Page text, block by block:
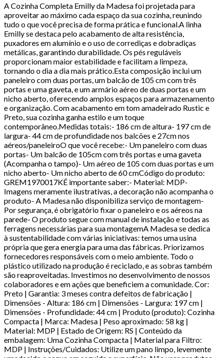
A Cozinha Completa Emilly da Madesa foi projetada para
aproveitar ao máximo cada espaço da sua cozinha, reunindo
tudo o que você precisa de forma prática e funcional.A linha
Emilly se destaca pelo acabamento de alta resistência,
puxadores em alumínio e o uso de corrediças e dobradiças
metálicas, garantindo durabilidade. Os pés reguláveis
proporcionam maior estabilidade e facilitam a limpeza,
tornando o dia a dia mais prático.Esta composição inclui um
paneleiro com duas portas, um balcão de 105 cm com três
portas e uma gaveta, e um armário aéreo de duas portas e um
nicho aberto, oferecendo amplos espaços para armazenamento
e organização. Com acabamento em tom amadeirado Rustic e
Preto, sua cozinha ganha estilo e um toque
contemporâneo.Medidas totais:- 186 cm de altura- 197 cm de
largura- 44 cm de profundidade nos balcões e 27cm nos
aéreos/paneleiroO que você recebe:- Um paneleiro com duas
portas- Um balcão de 105cm com três portas e uma gaveta
(Acompanha o tampo)- Um aéreo de 105 com duas portas e um
nicho aberto- Um nicho aberto de 60 cmCódigo do produto:
GREM1970017KÉ importante saber:- Material: MDP-
Imagens meramente ilustrativas, a decoração não acompanha o
produto- A Madesa não disponibiliza serviço de montagem-
Por segurança, é obrigatório fixar o paneleiro e os aéreos na
parede- O produto segue com manual de instalação e todas as
ferragens necessárias para sua montagemA Madesa se dedica
à sustentabilidade com várias iniciativas: temos uma usina
própria que gera energia para uma das fábricas. Priorizamos
fornecedores responsáveis com o meio ambiente. Todo o
plástico utilizado na produção é reciclado, e as sobras também
são reaproveitadas. Investimos no desenvolvimento de nossos
colaboradores e em ações que beneficiem a comunidade. Cor:
Preto | Garantia: 3 meses contra defeitos de fabricação |
Dimensões - Altura: 186 cm | Dimensões - Largura: 197 cm |
Dimensões - Profundidade: 44 cm | Produto (produto): Cozinha
Compacta | Marca: Madesa | Peso aproximado: 58 kg |
Material: MDP | Estado de Origem: RS | Conteúdo da
embalagem: Uma Cozinha Compacta | Material para Filtro:
MDP | Instruções/Cuidados: Utilize um pano limpo, levemente